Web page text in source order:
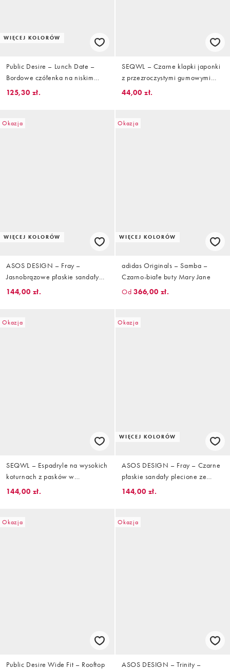
WIĘCEJ KOLORÓW
Public Desire – Lunch Date –
Bordowe czółenka na niskim
obcasie
125,30 zł.
SEQWL – Czarne klapki japonki
z przezroczystymi gumowymi
paskami
44,00 zł.
Okazja
WIĘCEJ KOLORÓW
ASOS DESIGN – Fray –
Jasnobrązowe płaskie sandały
plecione ze skóry
144,00 zł.
Okazja
WIĘCEJ KOLORÓW
adidas Originals – Samba –
Czarno-białe buty Mary Jane
Od 366,00 zł.
Okazja
SEQWL – Espadryle na wysokich
koturnach z pasków w
naturalnym kolorze
144,00 zł.
Okazja
WIĘCEJ KOLORÓW
ASOS DESIGN – Fray – Czarne
płaskie sandały plecione ze
skóry
144,00 zł.
Okazja
Public Desire Wide Fit – Rooftop
Okazja
ASOS DESIGN – Trinity –